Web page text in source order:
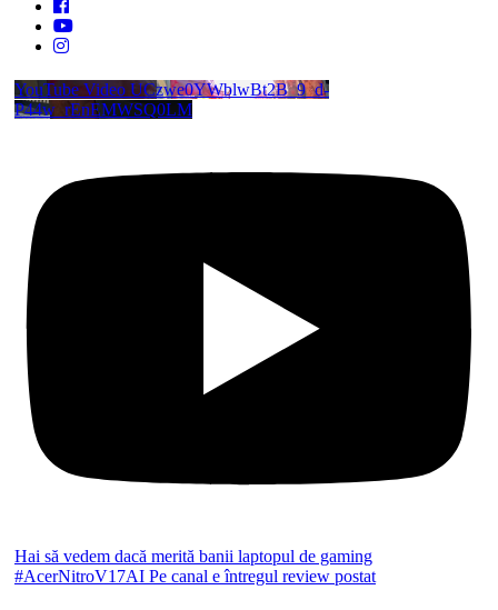
YouTube Video UCzwe0YWblwBt2B_9_d-
P44w_rEnEMWSQ0LM
Hai să vedem dacă merită banii laptopul de gaming
#AcerNitroV17AI Pe canal e întregul review postat